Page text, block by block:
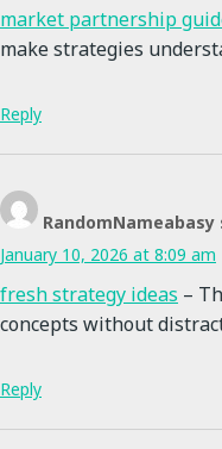
market partnership
make strategies
Reply
RandomNameabasy
January 10, 2026 at 8:09 am
fresh strategy ideas –
concepts without
Reply